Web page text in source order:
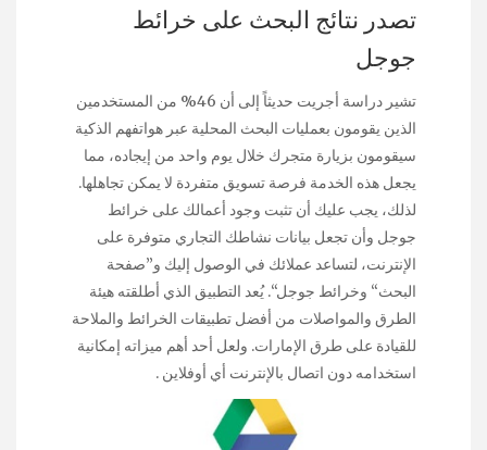
تصدر نتائج البحث على خرائط
جوجل
تشير دراسة أجريت حديثاً إلى أن 46% من المستخدمين
الذين يقومون بعمليات البحث المحلية عبر هواتفهم الذكية
سيقومون بزيارة متجرك خلال يوم واحد من إيجاده، مما
يجعل هذه الخدمة فرصة تسويق متفردة لا يمكن تجاهلها.
لذلك، يجب عليك أن تثبت وجود أعمالك على خرائط
جوجل وأن تجعل بيانات نشاطك التجاري متوفرة على
الإنترنت، لتساعد عملائك في الوصول إليك و”صفحة
البحث“ وخرائط جوجل“. يُعد التطبيق الذي أطلقته هيئة
الطرق والمواصلات من أفضل تطبيقات الخرائط والملاحة
للقيادة على طرق الإمارات. ولعل أحد أهم ميزاته إمكانية
استخدامه دون اتصال بالإنترنت أي أوفلاين .